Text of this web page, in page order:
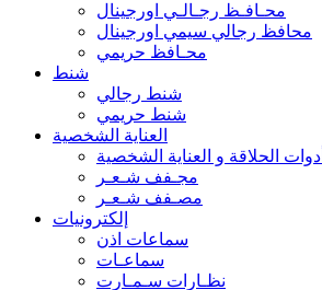
محـافـظ رجـالـي اورجينال
محافظ رجالي سيمي اورجينال
محـافظ حريمي
شنط
شنط رجالي
شنط حريمي
العناية الشخصية
أدوات الحلاقة و العناية الشخصية
مجـفف شـعـر
مصـفف شـعـر
إلكترونيات
سماعات اذن
سماعـات
نظـارات سـمـارت